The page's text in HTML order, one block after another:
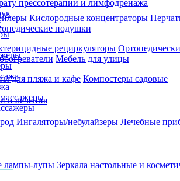
Кислородные концентраторы
подушки
рециркуляторы
Мебель для улицы
для пляжа и кафе Компостеры садовые
и лечения
Ингаляторы/небулайзеры Лечебные
лампы-лупы Зеркала настольные и
прессотерапии и лимфодренажа